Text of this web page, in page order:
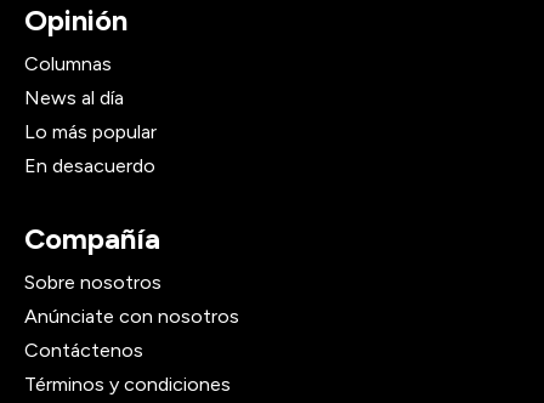
Opinión
Columnas
News al día
Lo más popular
En desacuerdo
Compañía
Sobre nosotros
Anúnciate con nosotros
Contáctenos
Términos y condiciones